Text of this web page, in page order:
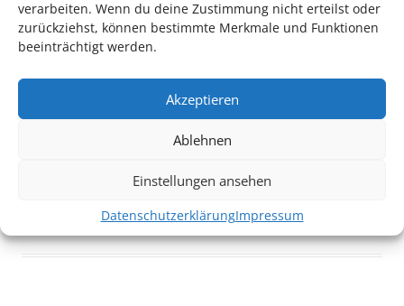
verarbeiten. Wenn du deine Zustimmung nicht erteilst oder
zurückziehst, können bestimmte Merkmale und Funktionen
beeinträchtigt werden.
Akzeptieren
Ablehnen
Einstellungen ansehen
DatenschutzerklärungImpressum